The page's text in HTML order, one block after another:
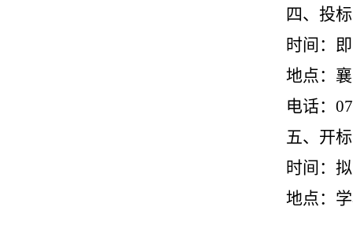
四、投
时间：
地点：
电话：
五、开
时间：
地点：